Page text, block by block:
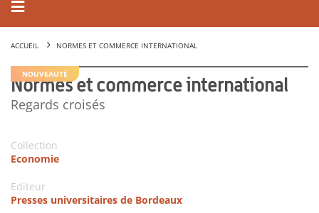
ACCUEIL NORMES ET COMMERCE INTERNATIONAL
NOUVEAUTÉ
Normes et commerce international
Regards croisés
Collection
Economie
Editeur
Presses universitaires de Bordeaux